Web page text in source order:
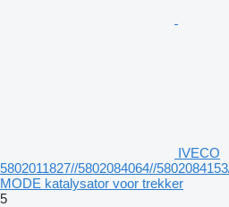
IVECO
5802011827//5802084064//
MODE katalysator voor trekker
5